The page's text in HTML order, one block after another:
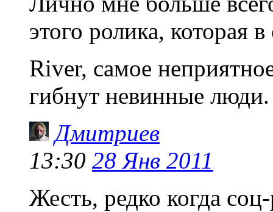
этого ролика, которая
River, самое
гибнут невинные люди.
Дмитриев
13:30 28 Янв 2011
Жесть, редко когда